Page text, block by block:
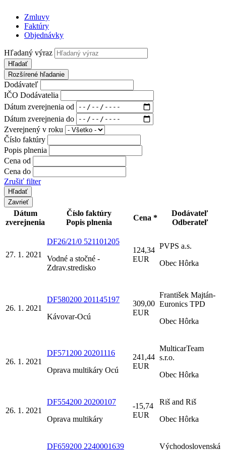
Zmluvy
Faktúry
Objednávky
Hľadaný výraz
Hľadať
Rozšírené hľadanie
Dodávateľ
IČO Dodávatelia
Dátum zverejnenia od
Dátum zverejnenia do
Zverejnený v roku
Číslo faktúry
Popis plnenia
Cena od
Cena do
Zrušiť filter
Zavrieť
Dátum
zverejnenia
Číslo faktúry
Popis plnenia
Cena *
Dodávateľ
Odberateľ
27. 1. 2021
DF26/21/0 521101205
Vodné a stočné -
Zdrav.stredisko
124,34
EUR
PVPS a.s.
Obec Hôrka
26. 1. 2021
DF580200 201145197
Kávovar-Ocú
309,00
EUR
František Majtán-
Euronics TPD
Obec Hôrka
26. 1. 2021
DF571200 20201116
Oprava multikáry Ocú
241,44
EUR
MulticarTeam
s.r.o.
Obec Hôrka
26. 1. 2021
DF554200 20200107
Oprava multikáry
-15,74
EUR
Riš and Riš
Obec Hôrka
DF659200 2240001639
Východoslovenská